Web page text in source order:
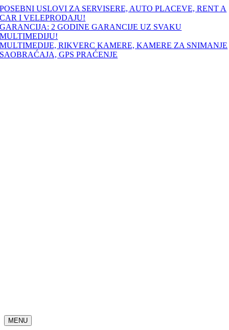
Skip
to
content
POSEBNI USLOVI ZA SERVISERE, AUTO PLACEVE, RENT A
CAR I VELEPRODAJU!
GARANCIJA: 2 GODINE GARANCIJE UZ SVAKU
MULTIMEDIJU!
MULTIMEDIJE, RIKVERC KAMERE, KAMERE ZA SNIMANJE
SAOBRAĆAJA, GPS PRAĆENJE
MENU